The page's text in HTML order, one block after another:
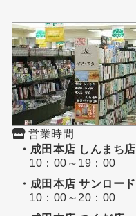
営業時間
・成田本店 しんまち店
10：00～19：00
・成田本店 サンロー
10：00～20：00